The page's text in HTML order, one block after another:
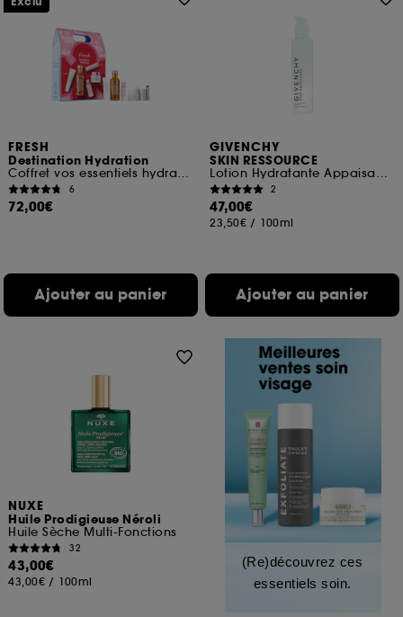
FRESH
Destination Hydration
Coffret vos essentiels hydratation visage
6
72,00€
Ajouter au panier
GIVENCHY
SKIN RESSOURCE
Lotion Hydratante Appaisante
2
47,00€
23,50€ / 100ml
Ajouter au panier
NUXE
Huile Prodigieuse Néroli
Huile Sèche Multi-Fonctions
32
43,00€
43,00€ / 100ml
(Re)découvrez ces
essentiels soin.